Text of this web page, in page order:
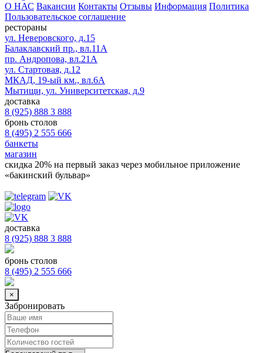
О НАС Вакансии Контакты Отзывы Информация Политика
Пользовательское соглашение
рестораны
ул. Неверовского, д.15
Балаклавский пр., вл.11А
пр. Андропова, вл.21А
ул. Стартовая, д.12
МКАД, 19-ый км., вл.6А
Мытищи, ул. Университетская, д.9
доставка
8 (925) 888 3 888
бронь столов
8 (495) 2 555 666
банкеты
магазин
скидка 20% на первый заказ через мобильное приложение
«бакинский бульвар»
доставка
8 (925) 888 3 888
бронь столов
8 (495) 2 555 666
×
Забронировать